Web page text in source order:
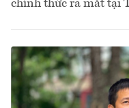
chính thức ra mắt tại